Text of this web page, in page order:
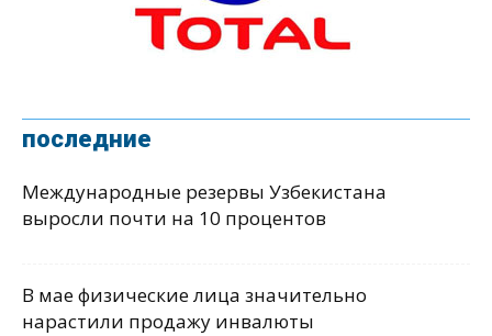
последние
Международные резервы Узбекистана
выросли почти на 10 процентов
В мае физические лица значительно
нарастили продажу инвалюты